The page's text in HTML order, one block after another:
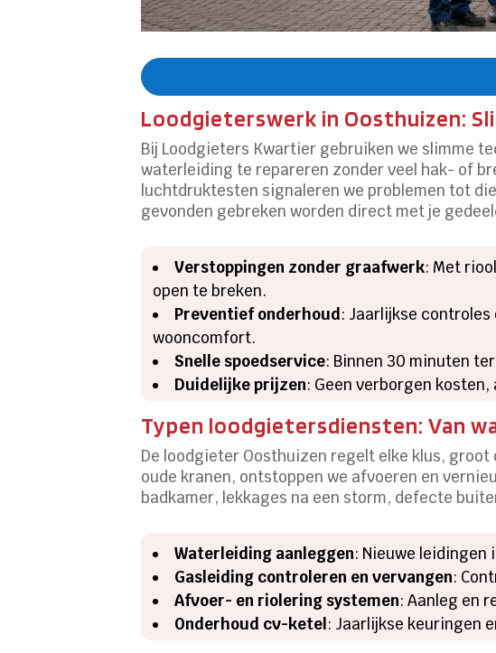
Loodgieterswerk in Oosthuizen:
Bij Loodgieters Kwartier gebruiken we slimme
waterleiding te repareren zonder veel hak- of
luchtdruktesten signaleren we problemen tot
gevonden gebreken worden direct met je
Verstoppingen zonder graafwerk: Met
open te breken.
Preventief onderhoud: Jaarlijkse
wooncomfort.
Snelle spoedservice: Binnen 30 minuten
Duidelijke prijzen: Geen verborgen
Typen loodgietersdiensten: Van
De loodgieter Oosthuizen regelt elke klus,
oude kranen, ontstoppen we afvoeren en
badkamer, lekkages na een storm, defecte
Waterleiding aanleggen: Nieuwe
Gasleiding controleren en vervangen:
Afvoer- en riolering systemen: Aanleg en
Onderhoud cv-ketel : Jaarlijkse keuringen